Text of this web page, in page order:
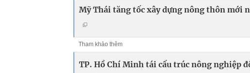
Mỹ Thái tăng tốc xây dựng nông thôn mới
Tham khảo thêm
TP. Hồ Chí Minh tái cấu trúc nông nghiệp